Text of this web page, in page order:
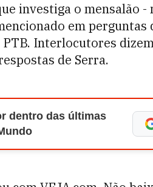
investiga o mensalão -
em perguntas
Interlocutores
de Serra.
dentro das últimas